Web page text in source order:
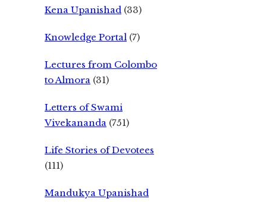
Kena Upanishad (33)
Knowledge Portal (7)
Lectures from Colombo
to Almora (31)
Letters of Swami
Vivekananda (751)
Life Stories of Devotees
(111)
Mandukya Upanishad